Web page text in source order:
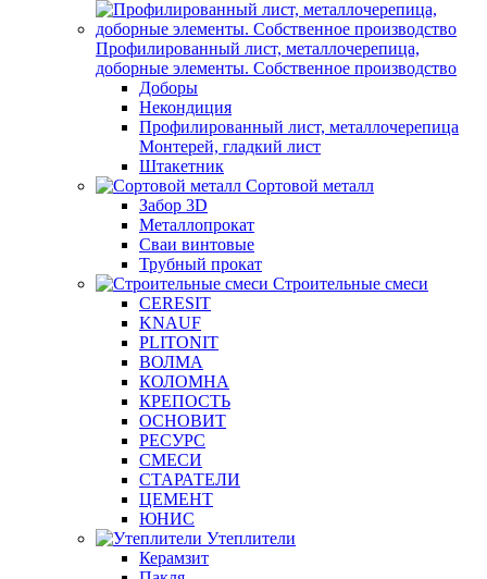
Профилированный лист, металлочерепица,
доборные элементы. Собственное производство
Доборы
Некондиция
Профилированный лист, металлочерепица
Монтерей, гладкий лист
Штакетник
Сортовой металл
Забор 3D
Металлопрокат
Сваи винтовые
Трубный прокат
Строительные смеси
CERESIT
KNAUF
PLITONIT
ВОЛМА
КОЛОМНА
КРЕПОСТЬ
ОСНОВИТ
РЕСУРС
СМЕСИ
СТАРАТЕЛИ
ЦЕМЕНТ
ЮНИС
Утеплители
Керамзит